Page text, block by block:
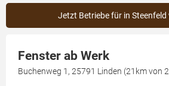
Jetzt Betriebe für in Steenfeld
Fenster ab Werk
Buchenweg 1, 25791 Linden (21km von